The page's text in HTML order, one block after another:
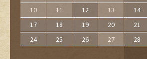
10
11 12 13 14
17
18 19 20 21
24
25 26 27 28